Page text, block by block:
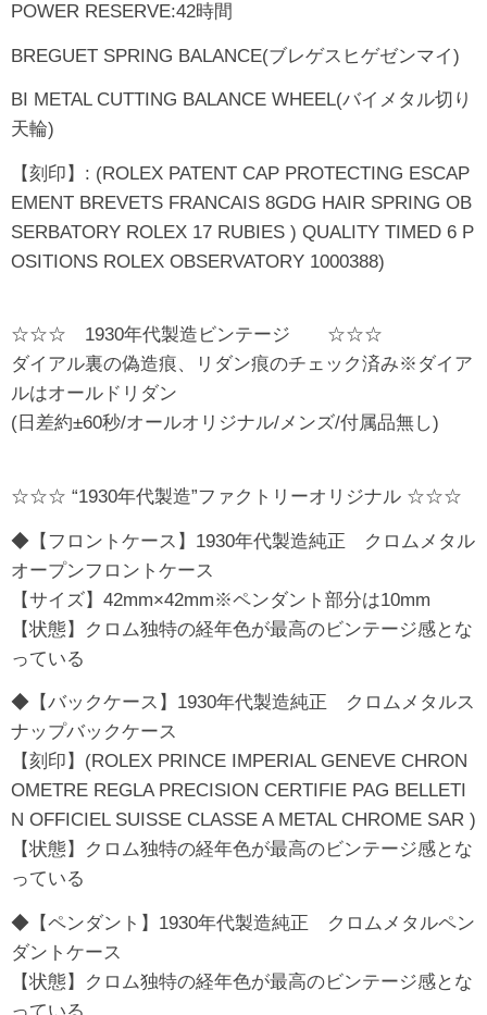
POWER RESERVE:42時間
BREGUET SPRING BALANCE(ブレゲスヒゲゼンマイ)
BI METAL CUTTING BALANCE WHEEL(バイメタル切り
天輪)
【刻印】: (ROLEX PATENT CAP PROTECTING ESCAP
EMENT BREVETS FRANCAIS 8GDG HAIR SPRING OB
SERBATORY ROLEX 17 RUBIES ) QUALITY TIMED 6 P
OSITIONS ROLEX OBSERVATORY 1000388)
☆☆☆ 1930年代製造ビンテージ ☆☆☆
ダイアル裏の偽造痕、リダン痕のチェック済み※ダイア
ルはオールドリダン
(日差約±60秒/オールオリジナル/メンズ/付属品無し)
☆☆☆ “1930年代製造”ファクトリーオリジナル ☆☆☆
◆【フロントケース】1930年代製造純正 クロムメタル
オープンフロントケース
【サイズ】42mm×42mm※ペンダント部分は10mm
【状態】クロム独特の経年色が最高のビンテージ感とな
っている
◆【バックケース】1930年代製造純正 クロムメタルス
ナップバックケース
【刻印】(ROLEX PRINCE IMPERIAL GENEVE CHRON
OMETRE REGLA PRECISION CERTIFIE PAG BELLETI
N OFFICIEL SUISSE CLASSE A METAL CHROME SAR )
【状態】クロム独特の経年色が最高のビンテージ感とな
っている
◆【ペンダント】1930年代製造純正 クロムメタルペン
ダントケース
【状態】クロム独特の経年色が最高のビンテージ感とな